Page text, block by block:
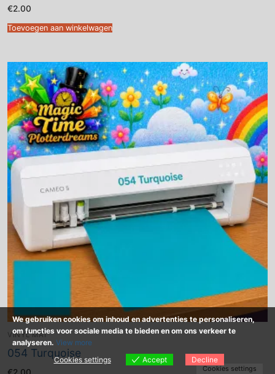
€2.00
Toevoegen aan winkelwagen
VINYL MAT
054 Turquoise
We gebruiken cookies om inhoud en advertenties te personaliseren,
om functies voor sociale media te bieden en om ons verkeer te
analyseren. View more
Cookies settings
Accept Decline
Cookies settings